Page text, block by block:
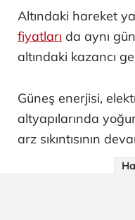
Altındaki hareket
fiyatları da aynı
altındaki kazancı
Güneş enerjisi,
altyapılarında
arz sıkıntısının